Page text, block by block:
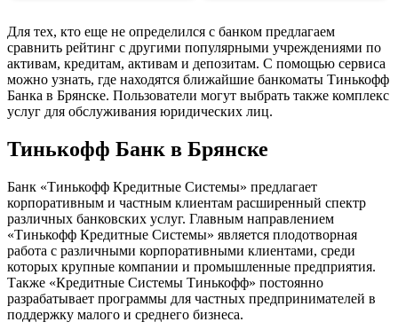
Для тех, кто еще не определился с банком предлагаем
сравнить рейтинг с другими популярными учреждениями по
активам, кредитам, активам и депозитам. С помощью сервиса
можно узнать, где находятся ближайшие банкоматы Тинькофф
Банка в Брянске. Пользователи могут выбрать также комплекс
услуг для обслуживания юридических лиц.
Тинькофф Банк в Брянске
Банк «Тинькофф Кредитные Системы» предлагает
корпоративным и частным клиентам расширенный спектр
различных банковских услуг. Главным направлением
«Тинькофф Кредитные Системы» является плодотворная
работа с различными корпоративными клиентами, среди
которых крупные компании и промышленные предприятия.
Также «Кредитные Системы Тинькофф» постоянно
разрабатывает программы для частных предпринимателей в
поддержку малого и среднего бизнеса.